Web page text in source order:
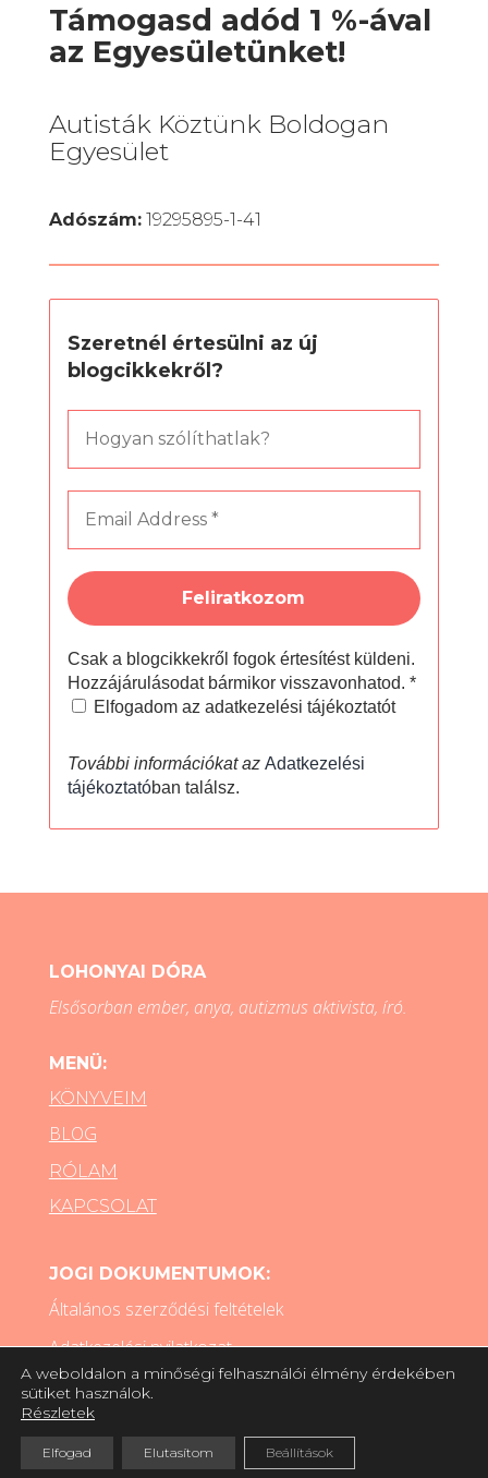
Támogasd adód 1 %-ával
az Egyesületünket!
Autisták Köztünk Boldogan
Egyesület
Adószám:19295895-1-41
Szeretnél értesülni az új
blogcikkekről?
Csak a blogcikkekről fogok értesítést küldeni.
Hozzájárulásodat bármikor visszavonhatod. *
Elfogadom az adatkezelési tájékoztatót
További információkat az Adatkezelési
tájékoztatóban találsz.
LOHONYAI DÓRA
Elsősorban ember, anya, autizmus aktivista, író.
MENÜ:
KÖNYVEIM
BLOG
RÓLAM
KAPCSOLAT
JOGI DOKUMENTUMOK:
Általános szerződési feltételek
Adatkezelési nyilatkozat
Sütik kezelése
Impresszum
A weboldalon a minőségi felhasználói élmény érdekében
sütiket használok.
Részletek
Elfogad Elutasítom Beállítások